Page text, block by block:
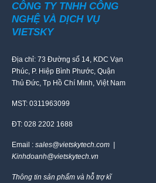
CÔNG TY TNHH CÔNG
NGHỆ VÀ DỊCH VỤ
VIETSKY
Địa chỉ: 73 Đường số 14, KDC Vạn
Phúc, P. Hiệp Bình Phước, Quận
Thủ Đức, Tp Hồ Chí Minh, Việt Nam
MST: 0311963099
ĐT: 028 2202 1688
Email : sales@vietskytech.com |
Kinhdoanh@vietskytech.vn
Thông tin sản phẩm và hỗ trợ kĩ